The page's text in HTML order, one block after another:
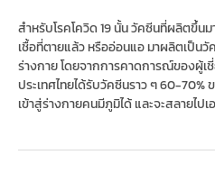
สำหรับโรคโควิด 19 นั้น วัคซีนที่ผลิตขึ้น
เชื้อที่ตายแล้ว หรืออ่อนแอ มาผลิตเป็น
ร่างกาย โดยจากการคาดการณ์ของผู้เ
ประเทศไทยได้รับวัคซีนราว ๆ 60-70%
เข้าสู่ร่างกายคนมีภูมิได้ และจะสลายไปเ